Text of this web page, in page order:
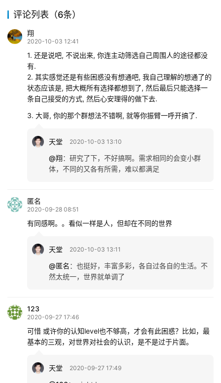
评论列表（6条）
翔
2020-10-03 12:41
1. 还是说吧, 不说出来, 你连主动筛选自己周围人的途径都没
有.
2. 其实感觉还是有些困惑没有想通吧, 我自己理解的想通了的
状态应该是, 把大概所有选择都想到了, 然后最后只能选择一
条自己接受的方式, 然后心安理得的做下去.
3. 大哥, 你的那个群想法不错啊, 就等你振臂一呼开搞了.
天堂 2020-10-03 13:10
@翔： 研究了下，不好搞啊。需求相同的会变小群
体，不同的又各有所需，难以都满足
匿名
2020-09-28 08:51
有同感啊。。看似一样是人，但却在不同的世界
天堂 2020-10-03 13:11
@匿名 ： 也挺好，丰富多彩，各自过各自的生活。不
然太统一，世界就单调了
123
2020-09-27 17:46
可惜 或许你的认知level也不够高，才会有此困惑？比如，最
基本的三观，对世界对社会的认识，是不是过于片面。
天堂 2020-09-27 17:49